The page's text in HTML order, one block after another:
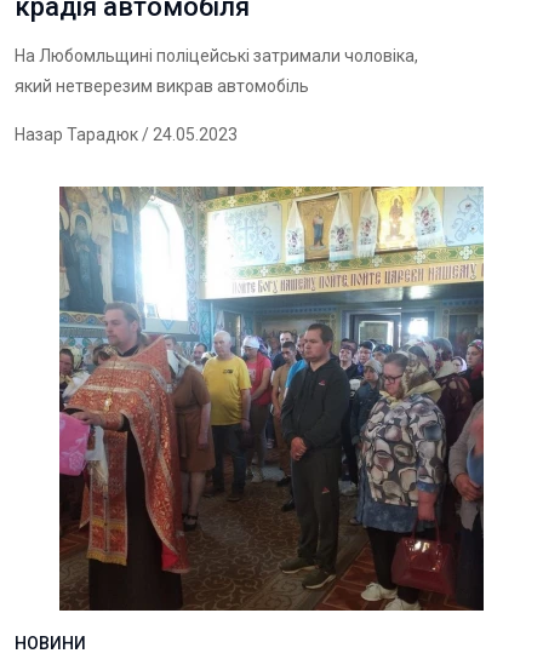
крадія автомобіля
На Любомльщині поліцейські затримали чоловіка,
який нетверезим викрав автомобіль
Назар Тарадюк/ 24.05.2023
НОВИНИ